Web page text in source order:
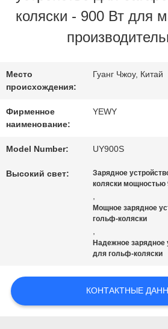
ФАБРИКИ
ПРОВЕРКА
КАЧЕСТВА
КАРТА
коляски - 900 Вт для
Место
происхождения:
Гуанг Чжоу, Китай
Фирменное
наименование:
YEWY
Model Number: UY900S
Высокий свет:
Зарядное
коляски мощностью
,
Мощное зарядное
гольф-коляски
,
Надежное зарядное
для гольф-коляски
КОНТАКТНЫЕ